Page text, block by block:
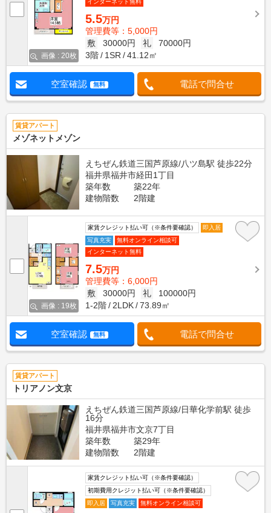
画像 : 20枚
インターネット無料
5.5万円
管理費等：5,000円
敷
30000円 礼
70000円
3階
1SR 41.12㎡
空室確認 無料 電話で問合せ
賃貸アパート
メゾネットメゾン
えちぜん鉄道三国芦原線/八ツ島駅 徒歩22分
福井県福井市経田1丁目
築年数
築22年
建物階数
2階建
画像 : 19枚
家賃クレジット払い可（※条件要確認）
即入居
写真充実
無料オンライン相談可
インターネット無料
7.5万円
管理費等：6,000円
敷
30000円 礼
100000円
1-2階
2LDK 73.89㎡
空室確認 無料 電話で問合せ
賃貸アパート
トリアノン文京
えちぜん鉄道三国芦原線/日華化学前駅 徒歩
16分
福井県福井市文京7丁目
築年数
築29年
建物階数
2階建
家賃クレジット払い可（※条件要確認）
初期費用クレジット払い可（※条件要確認）
即入居
写真充実 無料オンライン相談可